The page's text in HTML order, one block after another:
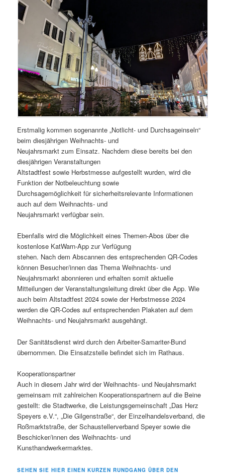
Erstmalig kommen sogenannte „Notlicht- und Durchsageinseln“
beim diesjährigen Weihnachts- und
Neujahrsmarkt zum Einsatz. Nachdem diese bereits bei den
diesjährigen Veranstaltungen
Altstadtfest sowie Herbstmesse aufgestellt wurden, wird die
Funktion der Notbeleuchtung sowie
Durchsagemöglichkeit für sicherheitsrelevante Informationen
auch auf dem Weihnachts- und
Neujahrsmarkt verfügbar sein.
Ebenfalls wird die Möglichkeit eines Themen-Abos über die
kostenlose KatWarn-App zur Verfügung
stehen. Nach dem Abscannen des entsprechenden QR-Codes
können Besucher/innen das Thema Weihnachts- und
Neujahrsmarkt abonnieren und erhalten somit aktuelle
Mitteilungen der Veranstaltungsleitung direkt über die App. Wie
auch beim Altstadtfest 2024 sowie der Herbstmesse 2024
werden die QR-Codes auf entsprechenden Plakaten auf dem
Weihnachts- und Neujahrsmarkt ausgehängt.
Der Sanitätsdienst wird durch den Arbeiter-Samariter-Bund
übernommen. Die Einsatzstelle befindet sich im Rathaus.
Kooperationspartner
Auch in diesem Jahr wird der Weihnachts- und Neujahrsmarkt
gemeinsam mit zahlreichen Kooperationspartnern auf die Beine
gestellt: die Stadtwerke, die Leistungsgemeinschaft „Das Herz
Speyers e.V.“, „Die Gilgenstraße“, der Einzelhandelsverband, die
Roßmarktstraße, der Schaustellerverband Speyer sowie die
Beschicker/innen des Weihnachts- und
Kunsthandwerkermarktes.
SEHEN SIE HIER EINEN KURZEN RUNDGANG ÜBER DEN